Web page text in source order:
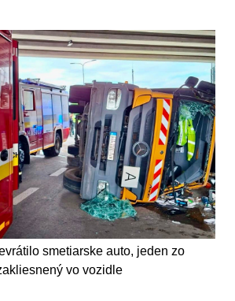
smetiarske auto, jeden zo
vo vozidle